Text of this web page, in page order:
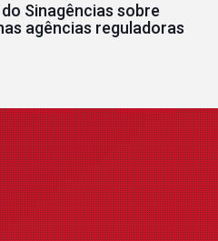
Sinagências sobre
agências reguladoras